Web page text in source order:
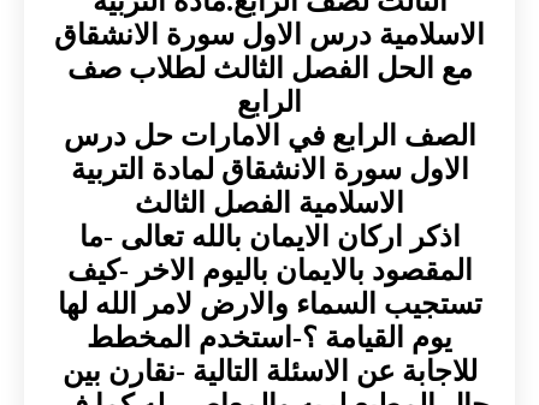
الاسلامية درس الاول سورة الانشقاق
مع الحل الفصل الثالث لطلاب صف
الرابع
الصف الرابع في الامارات حل درس
الاول سورة الانشقاق لمادة التربية
الاسلامية الفصل الثالث
اذكر اركان الايمان بالله تعالى -ما
المقصود بالايمان باليوم الاخر -كيف
تستجيب السماء والارض لامر الله لها
يوم القيامة ؟-استخدم المخطط
للاجابة عن الاسئلة التالية -نقارن بين